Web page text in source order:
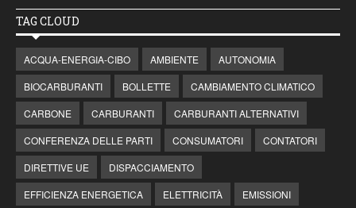
TAG CLOUD
ACQUA-ENERGIA-CIBO AMBIENTE
AUTONOMIA
BIOCARBURANTI
BOLLETTE
CAMBIAMENTO CLIMATICO
CARBONE
CARBURANTI
CARBURANTI ALTERNATIVI
CONFERENZA DELLE PARTI
CONSUMATORI
CONTATORI
DIRETTIVE UE
DISPACCIAMENTO
EFFICIENZA ENERGETICA
ELETTRICITÀ EMISSIONI